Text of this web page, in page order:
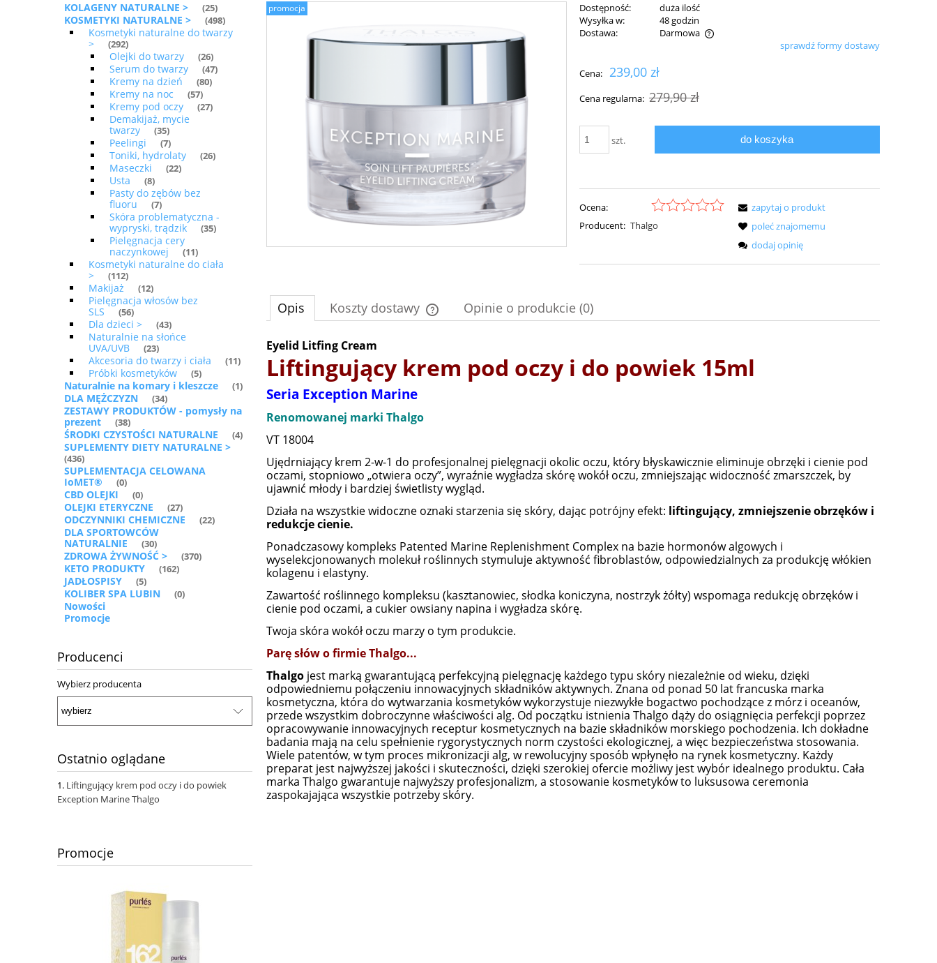
KOLAGENY NATURALNE > (25)
KOSMETYKI NATURALNE > (498)
Kosmetyki naturalne do twarzy
>
(292)
Olejki do twarzy (26)
Serum do twarzy (47)
Kremy na dzień (80)
Kremy na noc (57)
Kremy pod oczy (27)
Demakijaż, mycie
twarzy
(35)
Peelingi (7)
Toniki, hydrolaty (26)
Maseczki (22)
Usta (8)
Pasty do zębów bez
fluoru
(7)
Skóra problematyczna -
wypryski, trądzik
(35)
Pielęgnacja cery
naczynkowej
(11)
Kosmetyki naturalne do ciała
>
(112)
Makijaż (12)
Pielęgnacja włosów bez
SLS
(56)
Dla dzieci > (43)
Naturalnie na słońce
UVA/UVB
(23)
Akcesoria do twarzy i ciała (11)
Próbki kosmetyków (5)
Naturalnie na komary i kleszcze (1)
DLA MĘŻCZYZN (34)
ZESTAWY PRODUKTÓW - pomysły na
prezent
(38)
ŚRODKI CZYSTOŚCI NATURALNE (4)
SUPLEMENTY DIETY NATURALNE >
(436)
SUPLEMENTACJA CELOWANA
IoMET®
(0)
CBD OLEJKI (0)
OLEJKI ETERYCZNE (27)
ODCZYNNIKI CHEMICZNE (22)
DLA SPORTOWCÓW
NATURALNIE
(30)
ZDROWA ŻYWNOŚĆ > (370)
KETO PRODUKTY (162)
JADŁOSPISY (5)
KOLIBER SPA LUBIN (0)
Nowości
Promocje
Producenci
Wybierz producenta
Ostatnio oglądane
Liftingujący krem pod oczy i do powiek
Exception Marine Thalgo
Promocje
promocja Dostępność:
duża ilość
Wysyłka w:
48 godzin
Dostawa:
Darmowa
sprawdź formy dostawy
Cena: 239,00 zł
Cena regularna: 279,90 zł
szt. do koszyka
Ocena:
Producent: Thalgo
zapytaj o produkt
poleć znajomemu
dodaj opinię
Opis Koszty dostawy Opinie o produkcie (0)
Eyelid Litfing Cream
Liftingujący krem pod oczy i do powiek 15ml
Seria Exception Marine
Renomowanej marki Thalgo
VT 18004
Ujędrniający krem 2-w-1 do profesjonalnej pielęgnacji okolic oczu, który błyskawicznie eliminuje obrzęki i cienie pod
oczami, stopniowo „otwiera oczy”, wyraźnie wygładza skórę wokół oczu, zmniejszając widoczność zmarszczek, by
ujawnić młody i bardziej świetlisty wygląd.
Działa na wszystkie widoczne oznaki starzenia się skóry, dając potrójny efekt: liftingujący, zmniejszenie obrzęków i
redukcje cienie.
Ponadczasowy kompleks Patented Marine Replenishment Complex na bazie hormonów algowych i
wyselekcjonowanych molekuł roślinnych stymuluje aktywność fibroblastów, odpowiedzialnych za produkcję włókien
kolagenu i elastyny.
Zawartość roślinnego kompleksu (kasztanowiec, słodka koniczyna, nostrzyk żółty) wspomaga redukcję obrzęków i
cienie pod oczami, a cukier owsiany napina i wygładza skórę.
Twoja skóra wokół oczu marzy o tym produkcie.
Parę słów o firmie Thalgo...
Thalgo jest marką gwarantującą perfekcyjną pielęgnację każdego typu skóry niezależnie od wieku, dzięki
odpowiedniemu połączeniu innowacyjnych składników aktywnych. Znana od ponad 50 lat francuska marka
kosmetyczna, która do wytwarzania kosmetyków wykorzystuje niezwykłe bogactwo pochodzące z mórz i oceanów,
przede wszystkim dobroczynne właściwości alg. Od początku istnienia Thalgo dąży do osiągnięcia perfekcji poprzez
opracowywanie innowacyjnych receptur kosmetycznych na bazie składników morskiego pochodzenia. Ich dokładne
badania mają na celu spełnienie rygorystycznych norm czystości ekologicznej, a więc bezpieczeństwa stosowania.
Wiele patentów, w tym proces mikronizacji alg, w rewolucyjny sposób wpłynęło na rynek kosmetyczny. Każdy
preparat jest najwyższej jakości i skuteczności, dzięki szerokiej ofercie możliwy jest wybór idealnego produktu. Cała
marka Thalgo gwarantuje najwyższy profesjonalizm, a stosowanie kosmetyków to luksusowa ceremonia
zaspokajająca wszystkie potrzeby skóry.